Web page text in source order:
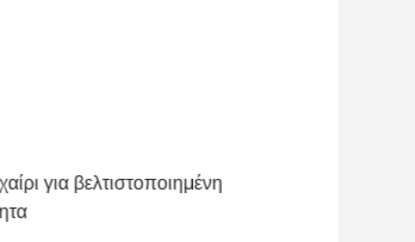
για βελτιστοποιημένη